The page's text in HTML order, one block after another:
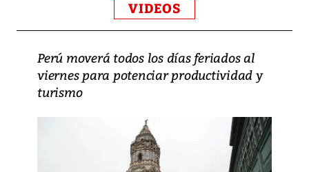
VIDEOS
Perú moverá todos los días feriados al
viernes para potenciar productividad y
turismo